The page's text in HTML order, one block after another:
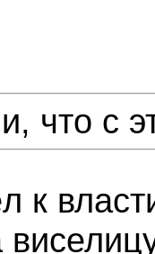
что с